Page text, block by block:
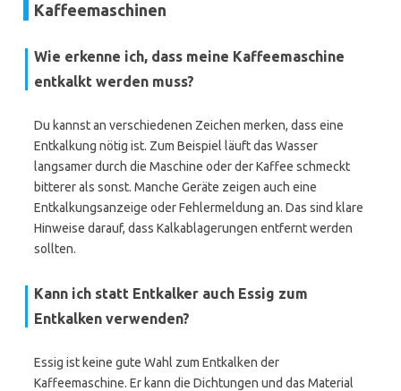
Kaffeemaschinen
Wie erkenne ich, dass meine Kaffeemaschine
entkalkt werden muss?
Du kannst an verschiedenen Zeichen merken, dass eine
Entkalkung nötig ist. Zum Beispiel läuft das Wasser
langsamer durch die Maschine oder der Kaffee schmeckt
bitterer als sonst. Manche Geräte zeigen auch eine
Entkalkungsanzeige oder Fehlermeldung an. Das sind klare
Hinweise darauf, dass Kalkablagerungen entfernt werden
sollten.
Kann ich statt Entkalker auch Essig zum
Entkalken verwenden?
Essig ist keine gute Wahl zum Entkalken der
Kaffeemaschine. Er kann die Dichtungen und das Material